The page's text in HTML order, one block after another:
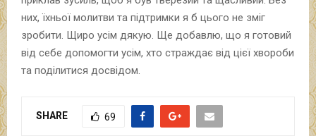
них, їхньої молитви та підтримки я б цього не зміг
зробити. Щиро усім дякую. Ще добавлю, що я готовий
від себе допомогти усім, хто страждає від цієї хвороби
та поділитися досвідом.
SHARE 69